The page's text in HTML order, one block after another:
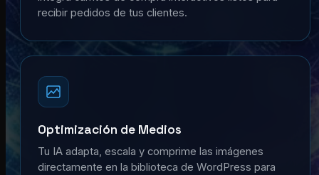
recibir pedidos de tus clientes.
Optimización de Medios
Tu IA adapta, escala y comprime las imágenes
directamente en la biblioteca de WordPress para